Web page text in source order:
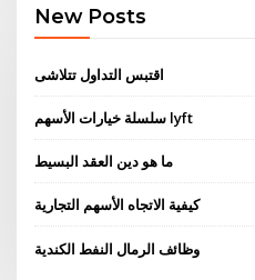
New Posts
اقتبس التداول تتلاشى
سلسلة خيارات الأسهم lyft
ما هو دين العقد البسيط
كيفية الاتجاه الأسهم التجارية
وظائف الرمال النفط الكندية